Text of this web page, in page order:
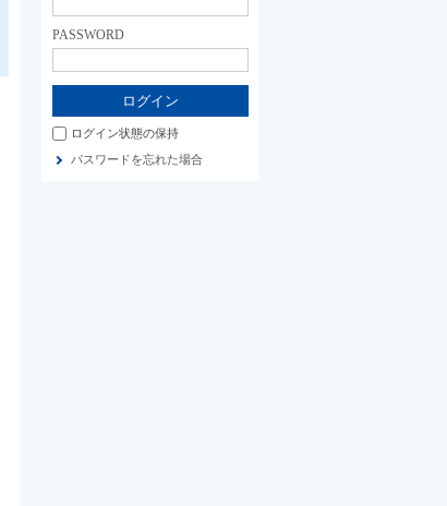
PASSWORD
ログイン状態の保持
パスワードを忘れた場合